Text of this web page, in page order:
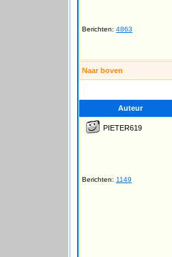
Berichten: 4863
Naar boven
Auteur
PIETER619
Berichten: 1149